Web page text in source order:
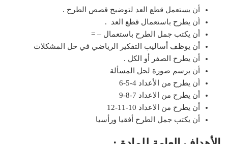
أن يستعمل قطع العد لتوضيح قصص الطرح .
أن يطرح باستعمال قطع العد .
أن يكتب جمل الطرح باستعمال – =
أن يوظف أساليب التفكير الرياضي في حل المشكلات
أن يطرح الصفر أو الكل .
أن يرسم صورة لحل المسألة
أن يطرح من الأعداد 4-5-6
أن يطرح من الاعداد 7-8-9
أن يطرح من الاعداد 10-11-12
أن يكتب جمل الطرح أفقيا ورأسيا